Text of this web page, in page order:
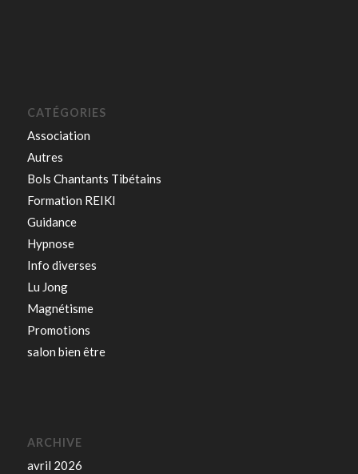
CATÉGORIES
Association
Autres
Bols Chantants Tibétains
Formation REIKI
Guidance
Hypnose
Info diverses
Lu Jong
Magnétisme
Promotions
salon bien être
ARCHIVE
avril 2026